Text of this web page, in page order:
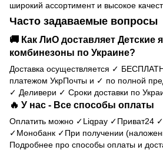
широкий ассортимент и высокое
Часто задаваемые вопросы
🚚 Как ЛиО доставляет Детские
комбинезоны по Украине?
Доставка осуществляется ✓
платежом УкрПочты и ✓ по полной
✓ Деливери ✓ Сроки доставки по
🔥 У нас - Все способы оплаты
Оплатить можно ✓Liqpay ✓Приват24
✓Монобанк ✓При получении
Подробнее про способы оплаты и